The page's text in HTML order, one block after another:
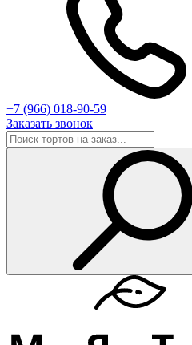
+7 (966) 018-90-59
Заказать звонок